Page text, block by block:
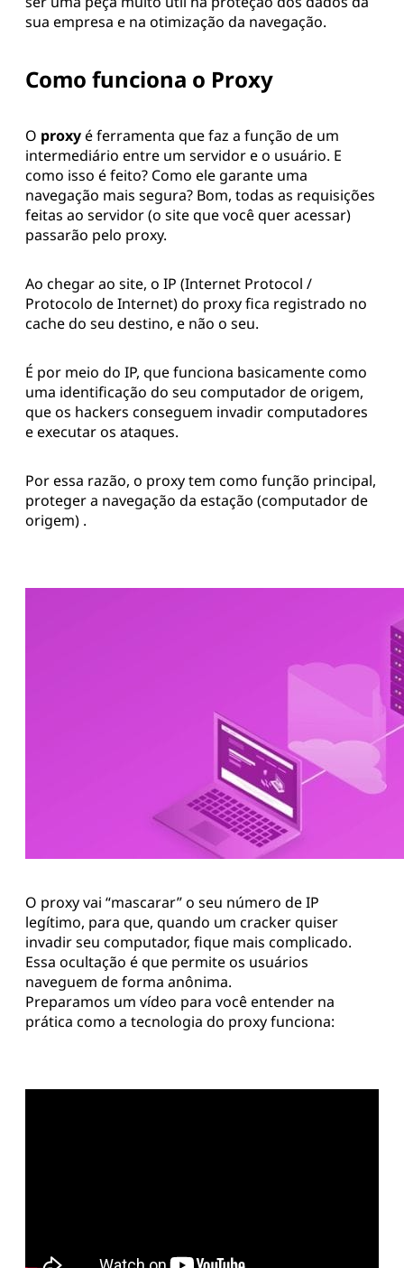
sua empresa e na otimização da navegação.
Como funciona o Proxy
O proxyé ferramenta que faz a função de um
intermediário entre um servidor e o usuário. E
como isso é feito? Como ele garante uma
navegação mais segura? Bom, todas as requisições
feitas ao servidor (o site que você quer acessar)
passarão pelo proxy.
Ao chegar ao site, o IP (Internet Protocol /
Protocolo de Internet) do proxy fica registrado no
cache do seu destino, e não o seu.
É por meio do IP, que funciona basicamente como
uma identificação do seu computador de origem,
que os hackers conseguem invadir computadores
e executar os ataques.
Por essa razão, o proxy tem como função principal,
proteger a navegação da estação (computador de
origem) .
O proxy vai “mascarar” o seu número de IP
legítimo, para que, quando um cracker quiser
invadir seu computador, fique mais complicado.
Essa ocultação é que permite os usuários
naveguem de forma anônima.
Preparamos um vídeo para você entender na
prática como a tecnologia do proxy funciona: